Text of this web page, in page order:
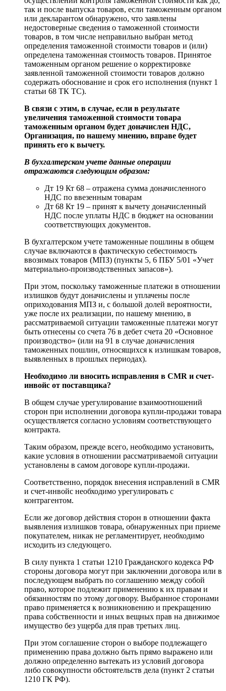
так и после выпуска товаров, если таможенным органом
или декларантом обнаружено, что заявлены
недостоверные сведения о таможенной стоимости
товаров, в том числе неправильно выбран метод
определения таможенной стоимости товаров и (или)
определена таможенная стоимость товаров. Принятое
таможенным органом решение о корректировке
заявленной таможенной стоимости товаров должно
содержать обоснование и срок его исполнения (пункт 1
статьи 68 ТК ТС).
В связи с этим, в случае, если в результате
увеличения таможенной стоимости товара
таможенным органом будет доначислен НДС,
Организация, по нашему мнению, вправе будет
принять его к вычету.
В бухгалтерском учете данные операции
отражаются следующим образом:
Дт 19 Кт 68 – отражена сумма доначисленного
НДС по ввезенным товарам
Дт 68 Кт 19 – принят к вычету доначисленный
НДС после уплаты НДС в бюджет на основании
соответствующих документов.
В бухгалтерском учете таможенные пошлины в общем
случае включаются в фактическую себестоимость
ввозимых товаров (МПЗ) (пункты 5, 6 ПБУ 5/01 «Учет
материально-производственных запасов»).
При этом, поскольку таможенные платежи в отношении
излишков будут доначислены и уплачены после
оприходования МПЗ и, с большой долей вероятности,
уже после их реализации, по нашему мнению, в
рассматриваемой ситуации таможенные платежи могут
быть отнесены со счета 76 в дебет счета 20 «Основное
производство» (или на 91 в случае доначисления
таможенных пошлин, относящихся к излишкам товаров,
выявленных в прошлых периодах).
Необходимо ли вносить исправления в CMR и счет-
инвойс от поставщика?
В общем случае урегулирование взаимоотношений
сторон при исполнении договора купли-продажи товара
осуществляется согласно условиям соответствующего
контракта.
Таким образом, прежде всего, необходимо установить,
какие условия в отношении рассматриваемой ситуации
установлены в самом договоре купли-продажи.
Соответственно, порядок внесения исправлений в CMR
и счет-инвойс необходимо урегулировать с
контрагентом.
Если же договор действия сторон в отношении факта
выявления излишков товара, обнаруженных при приеме
покупателем, никак не регламентирует, необходимо
исходить из следующего.
В силу пункта 1 статьи 1210 Гражданского кодекса РФ
стороны договора могут при заключении договора или в
последующем выбрать по соглашению между собой
право, которое подлежит применению к их правам и
обязанностям по этому договору. Выбранное сторонами
право применяется к возникновению и прекращению
права собственности и иных вещных прав на движимое
имущество без ущерба для прав третьих лиц.
При этом соглашение сторон о выборе подлежащего
применению права должно быть прямо выражено или
должно определенно вытекать из условий договора
либо совокупности обстоятельств дела (пункт 2 статьи
1210 ГК РФ).